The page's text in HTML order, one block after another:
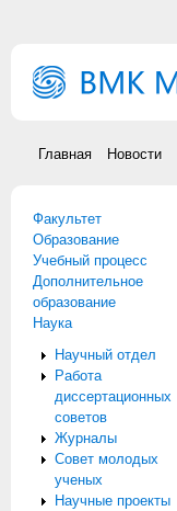
Главная Новости
Факультет
Образование
Учебный процесс
Дополнительное
образование
Наука
Научный отдел
Работа
диссертационных
советов
Журналы
Совет молодых
ученых
Научные проекты